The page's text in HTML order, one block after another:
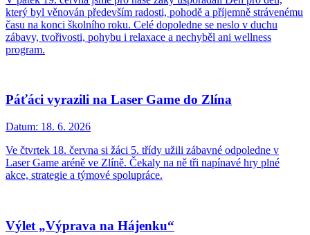
který byl věnován především radosti, pohodě a příjemně strávenému
času na konci školního roku. Celé dopoledne se neslo v duchu
zábavy, tvořivosti, pohybu i relaxace a nechyběl ani wellness
program.
Páťáci vyrazili na Laser Game do Zlína
Datum: 18. 6. 2026
Ve čtvrtek 18. června si žáci 5. třídy užili zábavné odpoledne v
Laser Game aréně ve Zlíně. Čekaly na ně tři napínavé hry plné
akce, strategie a týmové spolupráce.
Výlet „Výprava na Hájenku“